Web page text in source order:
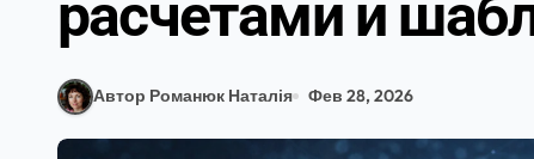
расчетами и
Автор Романюк Наталія Фев 28, 2026